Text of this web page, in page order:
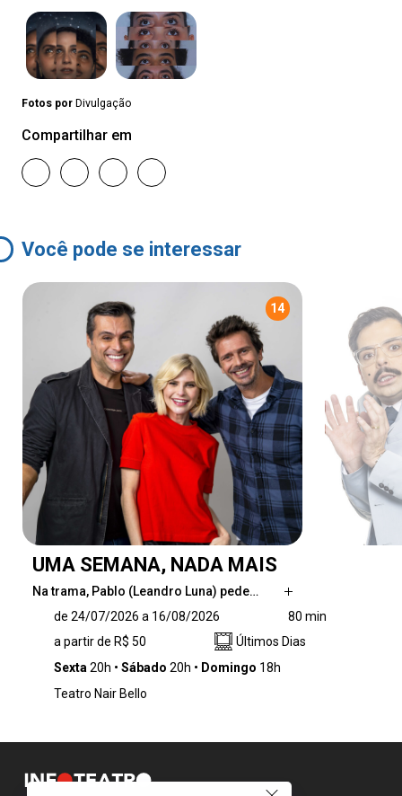
Fotos por Divulgação
Compartilhar em
Você pode se interessar
14
UMA SEMANA, NADA MAIS
Na trama, Pablo (Leandro Luna) pede…
melhor amigo Martín (Beto Schultz) que vá
morar com ele e sua namorada Sofía
(Julianne Trevisol). O objetivo é claro:
do namoro. O plano se estende por uma
fragilidades, egoísmos e contradições dos três
pano de fundo para discutir os limites dos
de 24/07/2026 a 16/08/2026
80 min
a partir de R$ 50
Últimos Dias
Sexta 20h Sábado 20h Domingo 18h
Teatro Nair Bello